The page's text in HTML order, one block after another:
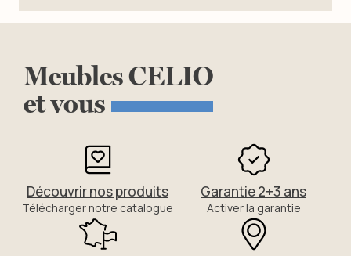
MeublesCELIO
etvous
Découvrir nos produits
Télécharger notre catalogue
Garantie 2+3 ans
Activer la garantie